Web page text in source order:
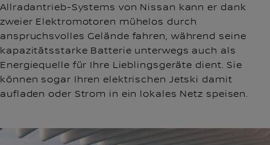
Allradantrieb-Systems von Nissan kann er dank
zweier Elektromotoren mühelos durch
anspruchsvolles Gelände fahren, während seine
kapazitätsstarke Batterie unterwegs auch als
Energiequelle für Ihre Lieblingsgeräte dient. Sie
können sogar Ihren elektrischen Jetski damit
aufladen oder Strom in ein lokales Netz speisen.